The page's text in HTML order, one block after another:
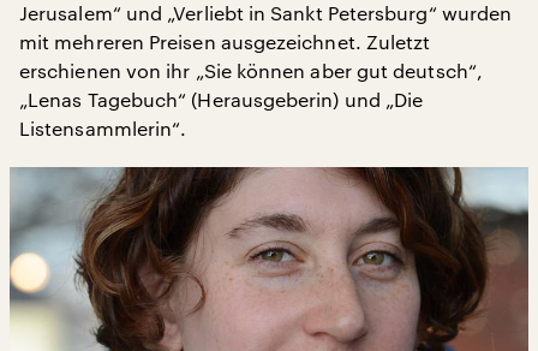
Jerusalem“ und „Verliebt in Sankt Petersburg“ wurden
mit mehreren Preisen ausgezeichnet. Zuletzt
erschienen von ihr „Sie können aber gut deutsch“,
„Lenas Tagebuch“ (Herausgeberin) und „Die
Listensammlerin“.